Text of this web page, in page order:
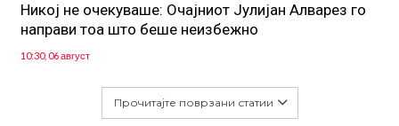
Никој не очекуваше: Очајниот Јулијан Алварез го
направи тоа што беше неизбежно
10:30, 06 август
Прочитајте поврзани статии